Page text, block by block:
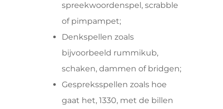
spreekwoordenspel, scrabble
of pimpampet;
Denkspellen zoals
bijvoorbeeld rummikub,
schaken, dammen of bridgen;
Gespreksspellen zoals hoe
gaat het, 1330, met de billen